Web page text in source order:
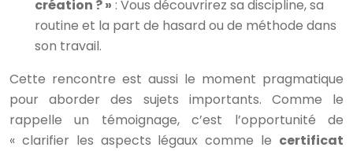
création ? » : Vous découvrirez sa discipline, sa
routine et la part de hasard ou de méthode dans
son travail.
Cette rencontre est aussi le moment pragmatique
pour aborder des sujets importants. Comme le
rappelle un témoignage, c’est l’opportunité de
« clarifier les aspects légaux comme le certificat